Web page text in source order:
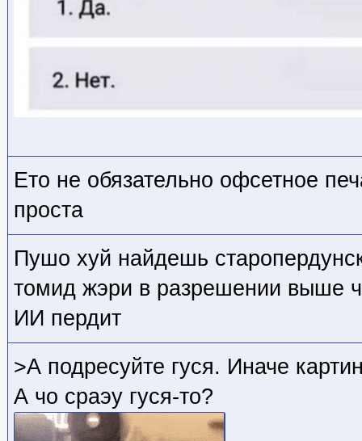
Ето не обязательно офсетное
проста
Пушо хуй найдешь
томид жэри в разрешении выше
ИИ пердит
>А подресуйте гуся. Иначе
А чо сраэу гуся-то?